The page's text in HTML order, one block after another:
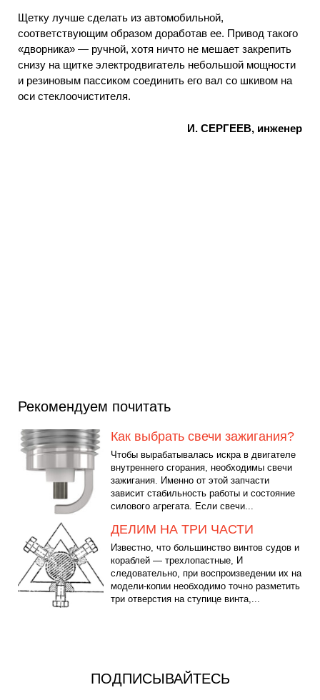
Щетку лучше сделать из автомобильной,
соответствующим образом доработав ее. Привод такого
«дворника» — ручной, хотя ничто не мешает закрепить
снизу на щитке электродвигатель небольшой мощности
и резиновым пассиком соединить его вал со шкивом на
оси стеклоочистителя.
И. СЕРГЕЕВ, инженер
Рекомендуем почитать
Как выбрать свечи зажигания?
Чтобы вырабатывалась искра в двигателе
внутреннего сгорания, необходимы свечи
зажигания. Именно от этой запчасти
зависит стабильность работы и состояние
силового агрегата. Если свечи...
ДЕЛИМ НА ТРИ ЧАСТИ
Известно, что большинство винтов судов и
кораблей — трехлопастные, И
следовательно, при воспроизведении их на
модели-копии необходимо точно разметить
три отверстия на ступице винта,...
ПОДПИСЫВАЙТЕСЬ